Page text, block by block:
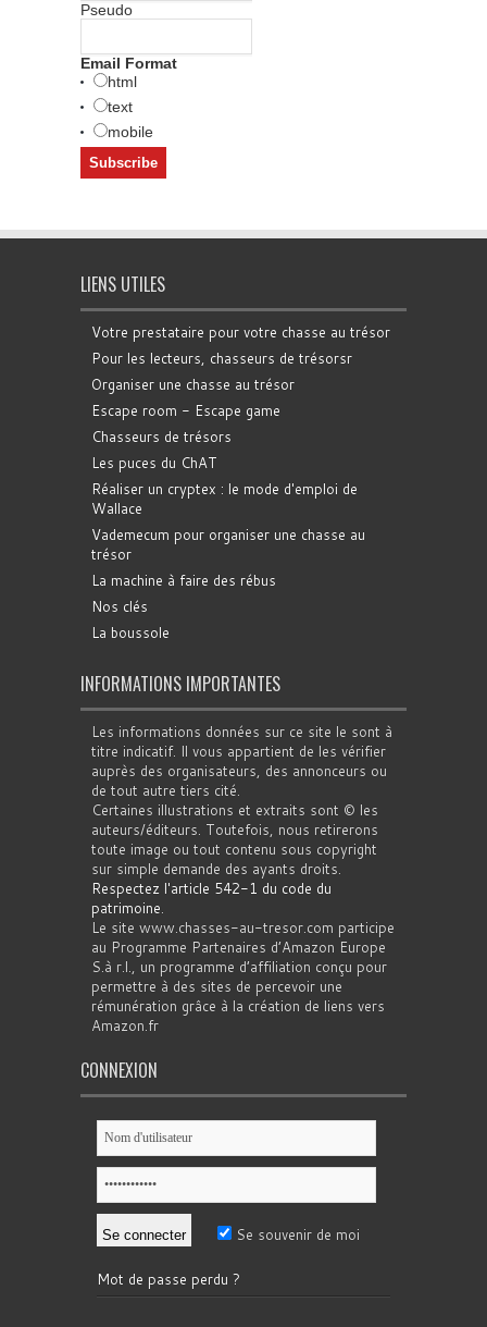
Pseudo
Email Format
html
text
mobile
LIENS UTILES
Votre prestataire pour votre chasse au trésor
Pour les lecteurs, chasseurs de trésorsr
Organiser une chasse au trésor
Escape room - Escape game
Chasseurs de trésors
Les puces du ChAT
Réaliser un cryptex : le mode d'emploi de
Wallace
Vademecum pour organiser une chasse au
trésor
La machine à faire des rébus
Nos clés
La boussole
INFORMATIONS IMPORTANTES
Les informations données sur ce site le sont à
titre indicatif. Il vous appartient de les vérifier
auprès des organisateurs, des annonceurs ou
de tout autre tiers cité.
Certaines illustrations et extraits sont © les
auteurs/éditeurs. Toutefois, nous retirerons
toute image ou tout contenu sous copyright
sur simple demande des ayants droits.
Respectez l'article 542-1 du code du
patrimoine.
Le site www.chasses-au-tresor.com participe
au Programme Partenaires d’Amazon Europe
S.à r.l., un programme d’affiliation conçu pour
permettre à des sites de percevoir une
rémunération grâce à la création de liens vers
Amazon.fr
CONNEXION
Se souvenir de moi
Mot de passe perdu ?